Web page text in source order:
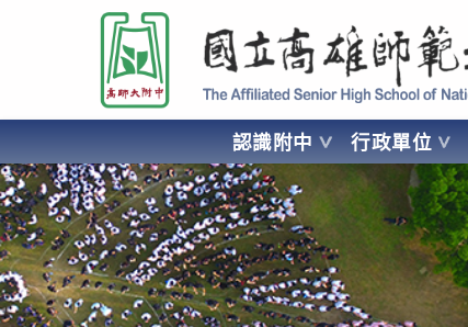
要
容
國立高雄師範大學附屬高級中學 Affiliated Senior High School of
認識附中 行政單位
AFFILIATED SENIOR HIGH SCHOOL OF NATIONAL